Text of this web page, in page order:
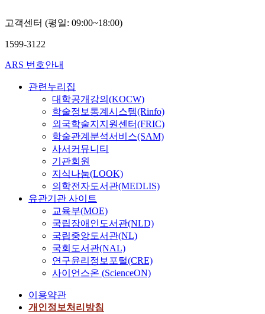
고객센터 (평일: 09:00~18:00)
1599-3122
ARS 번호안내
관련누리집
대학공개강의(KOCW)
학술정보통계시스템(Rinfo)
외국학술지지원센터(FRIC)
학술관계분석서비스(SAM)
사서커뮤니티
기관회원
지식나눔(LOOK)
의학전자도서관(MEDLIS)
유관기관 사이트
교육부(MOE)
국립장애인도서관(NLD)
국립중앙도서관(NL)
국회도서관(NAL)
연구윤리정보포털(CRE)
사이언스온 (ScienceON)
이용약관
개인정보처리방침